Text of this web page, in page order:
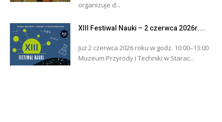
organizuje d...
XIII Festiwal Nauki – 2 czerwca 2026r....
Już 2 czerwca 2026 roku w godz. 10:00–13:00
Muzeum Przyrody i Techniki w Starac...